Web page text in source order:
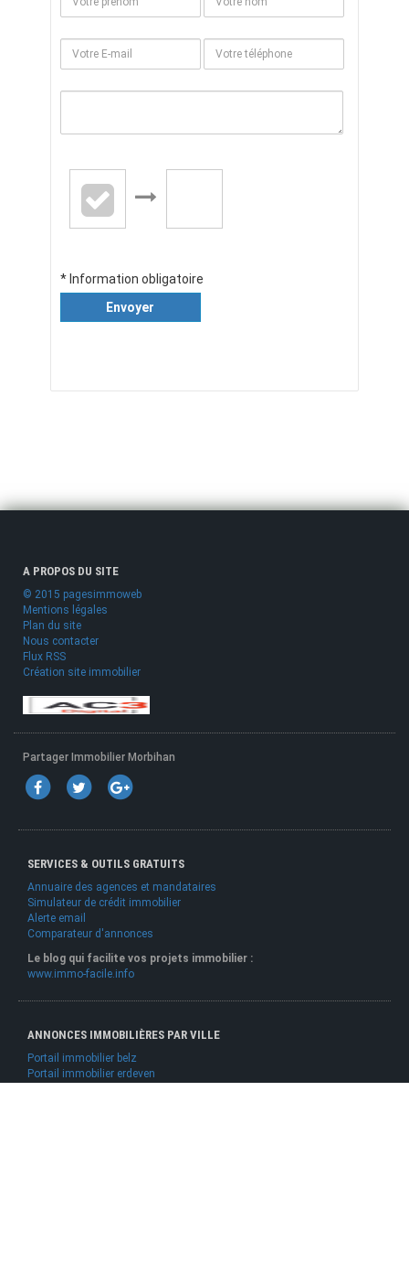
* Information obligatoire
Envoyer
A PROPOS DU SITE
© 2015 pagesimmoweb
Mentions légales
Plan du site
Nous contacter
Flux RSS
Création site immobilier
Partager Immobilier Morbihan
SERVICES & OUTILS GRATUITS
Annuaire des agences et mandataires
Simulateur de crédit immobilier
Alerte email
Comparateur d'annonces
Le blog qui facilite vos projets immobilier :
www.immo-facile.info
ANNONCES IMMOBILIÈRES PAR VILLE
Portail immobilier belz
Portail immobilier erdeven